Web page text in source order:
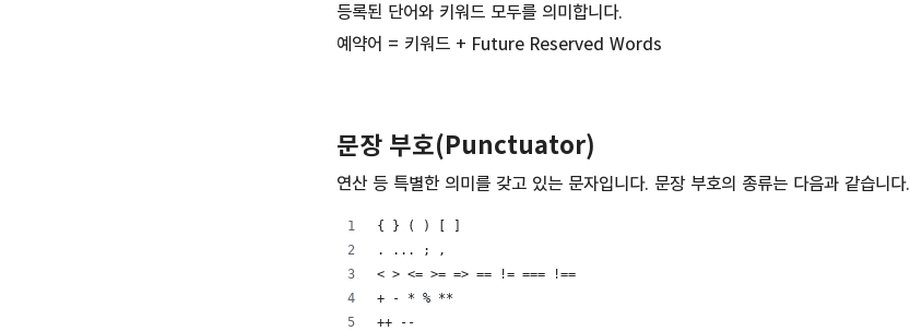
등록된 단어와 키워드 모두를 의미합니다.
예약어 = 키워드 + Future Reserved Words
문장 부호(Punctuator)
연산 등 특별한 의미를 갖고 있는 문자입니다. 문장 부호의 종류는 다음과 같습니다.
{ } ( ) [ ]
. ... ; ,
< > <= >= => == != === !==
+ - * % **
++ --